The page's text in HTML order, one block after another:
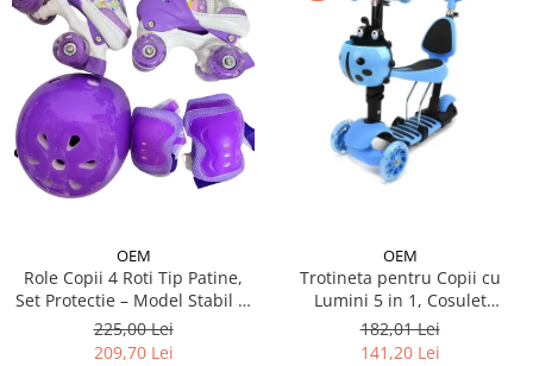
OEM
Role Copii 4 Roti Tip Patine,
Set Protectie – Model Stabil si
Reglabil - Mov
225,00 Lei
209,70 Lei
OEM
Trotineta pentru Copii cu
Lumini 5 in 1, Cosulet
Buburuza, Maner de Impins
fara Pedale
182,01 Lei
141,20 Lei